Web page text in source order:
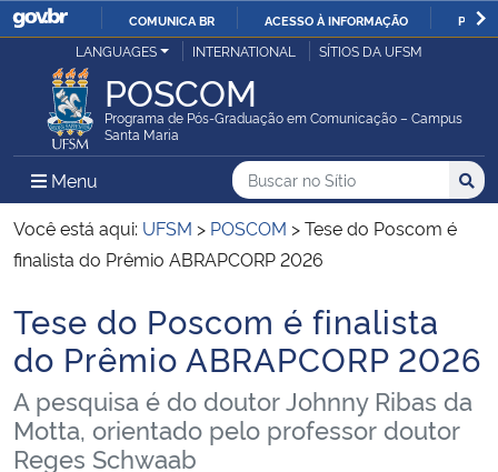
IR
PARA
O
COMUNICA BR ACESSO À INFORMAÇÃO
Ministério da Justiça e Segurança Pública
Ministério da Defesa
Ministério das Relações Exteriores
Ministério da Infraestrutura
Ministério da Agricultura, Pecuária e Abastecimento
Ministério da Educação
LANGUAGES INTERNATIONAL SÍTIOS DA UFSM
POSCOM
Programa de Pós-Graduação em Comunicação – Campus
Santa Maria
Menu Menu Principal do Sítio
Busca
Buscar no no Sítio
Busca:
Você está aqui: UFSM > POSCOM >Tese do Poscom é
finalista do Prêmio ABRAPCORP 2026
Início do conteúdo
Tese do Poscom é finalista
do Prêmio ABRAPCORP 2026
A pesquisa é do doutor Johnny Ribas da
Motta, orientado pelo professor doutor
Reges Schwaab